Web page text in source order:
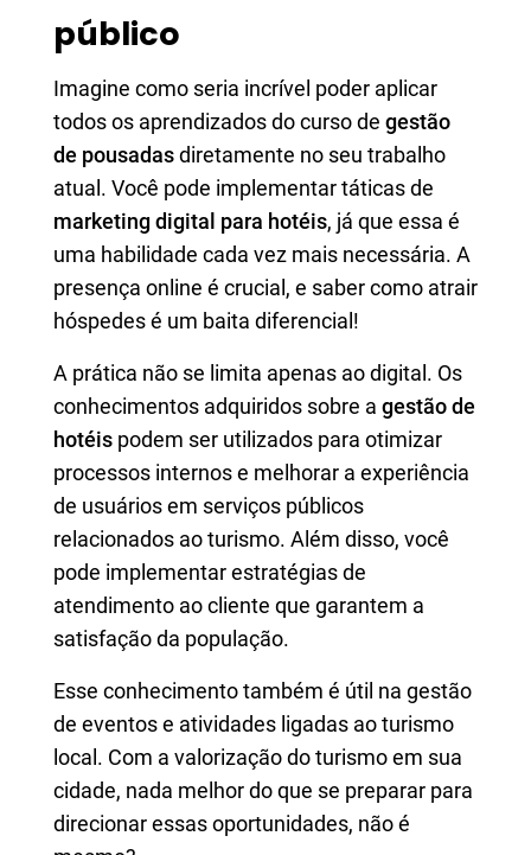
público
Imagine como seria incrível poder aplicar
todos os aprendizados do curso de gestão
de pousadasdiretamente no seu trabalho
atual. Você pode implementar táticas de
marketing digital para hotéis, já que essa é
uma habilidade cada vez mais necessária. A
presença online é crucial, e saber como atrair
hóspedes é um baita diferencial!
A prática não se limita apenas ao digital. Os
conhecimentos adquiridos sobre a gestão de
hotéis podem ser utilizados para otimizar
processos internos e melhorar a experiência
de usuários em serviços públicos
relacionados ao turismo. Além disso, você
pode implementar estratégias de
atendimento ao cliente que garantem a
satisfação da população.
Esse conhecimento também é útil na gestão
de eventos e atividades ligadas ao turismo
local. Com a valorização do turismo em sua
cidade, nada melhor do que se preparar para
direcionar essas oportunidades, não é